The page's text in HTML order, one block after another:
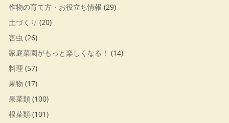
作物の育て方・お役立ち情報 (29)
土づくり (20)
害虫 (26)
家庭菜園がもっと楽しくなる！ (14)
料理 (57)
果物 (17)
果菜類 (100)
根菜類 (101)